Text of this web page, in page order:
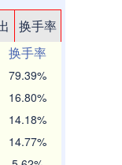
换手率
换手率
79.39%
16.80%
14.18%
14.77%